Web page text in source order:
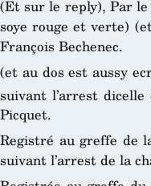
(Et sur le reply), Par le
soye rouge et verte)
François Bechenec.
(et au dos est aussy
suivant l’arrest
Picquet.
Registré au greffe de
suivant l’arrest de la